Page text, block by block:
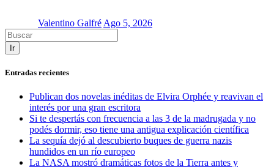
Valentino Galfré Ago 5, 2026
Ir
Entradas recientes
Publican dos novelas inéditas de Elvira Orphée y reavivan el
interés por una gran escritora
Si te despertás con frecuencia a las 3 de la madrugada y no
podés dormir, eso tiene una antigua explicación científica
La sequía dejó al descubierto buques de guerra nazis
hundidos en un río europeo
La NASA mostró dramáticas fotos de la Tierra antes y